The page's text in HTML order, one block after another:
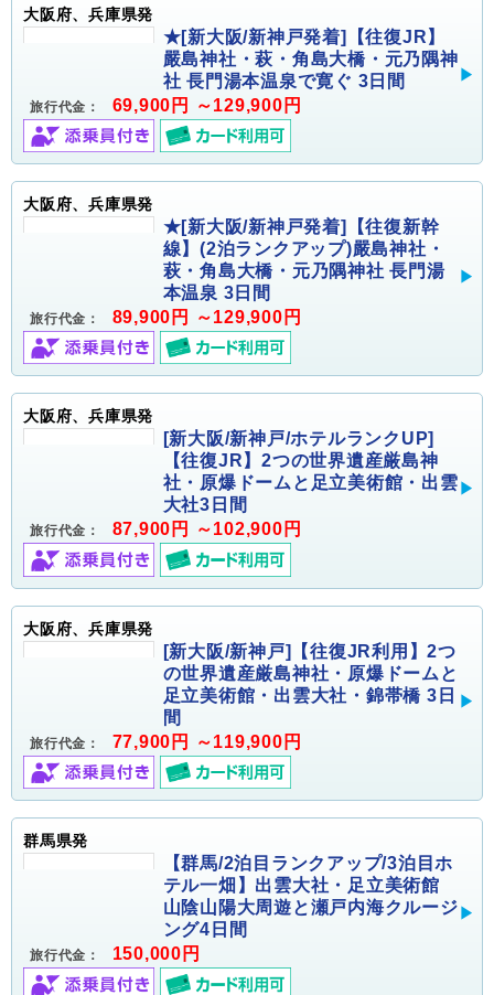
大阪府、兵庫県発
★[新大阪/新神戸発着]【往復JR】
嚴島神社・萩・角島大橋・元乃隅神
社 長門湯本温泉で寛ぐ 3日間
旅行代金： 69,900円 ～129,900円
大阪府、兵庫県発
★[新大阪/新神戸発着]【往復新幹
線】(2泊ランクアップ)嚴島神社・
萩・角島大橋・元乃隅神社 長門湯
本温泉 3日間
旅行代金： 89,900円 ～129,900円
大阪府、兵庫県発
[新大阪/新神戸/ホテルランクUP]
【往復JR】2つの世界遺産厳島神
社・原爆ドームと足立美術館・出雲
大社3日間
旅行代金： 87,900円 ～102,900円
大阪府、兵庫県発
[新大阪/新神戸]【往復JR利用】2つ
の世界遺産厳島神社・原爆ドームと
足立美術館・出雲大社・錦帯橋 3日
間
旅行代金： 77,900円 ～119,900円
群馬県発
【群馬/2泊目ランクアップ/3泊目ホ
テル一畑】出雲大社・足立美術館
山陰山陽大周遊と瀬戸内海クルージ
ング4日間
旅行代金： 150,000円